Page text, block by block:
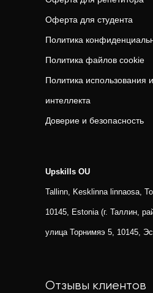
Оферта для студента
Политика
Политика файлов cookie
Политика использования
интеллекта
Доверие и безопасность
Upskills OU
Tallinn, Kesklinna linnaosa,
10145, Estonia (г. Таллин,
улица Торнимяэ 5, 10145,
Отзывы клиентов